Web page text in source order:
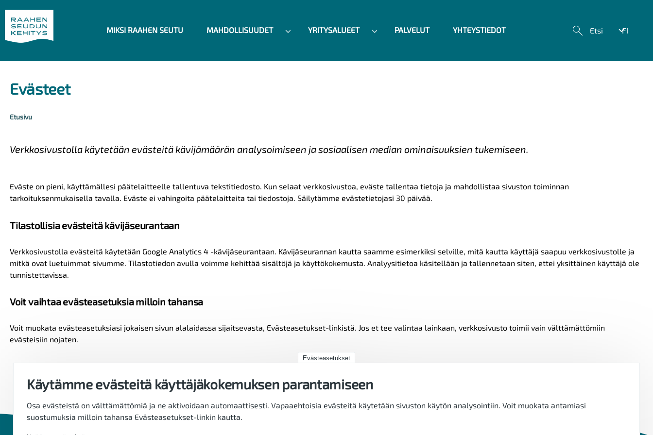
Evästeasetukset
Käytämme evästeitä käyttäjäkokemuksen parantamiseen
Osa evästeistä on välttämättömiä ja ne aktivoidaan automaattisesti. Vapaaehtoisia evästeitä käytetään sivuston käytön analysointiin. Voit muokata antamiasi
suostumuksia milloin tahansa Evästeasetukset-linkin kautta.
MIKSI RAAHEN SEUTU MAHDOLLISUUDET YRITYSALUEET PALVELUT YHTEYSTIEDOT Etsi FIListaa
Evästeet
Murupolku
Etusivu
Verkkosivustolla käytetään evästeitä kävijämäärän analysoimiseen ja sosiaalisen median ominaisuuksien tukemiseen.
Eväste on pieni, käyttämällesi päätelaitteelle tallentuva tekstitiedosto. Kun selaat verkkosivustoa, eväste tallentaa tietoja ja mahdollistaa sivuston toiminnan
tarkoituksenmukaisella tavalla. Eväste ei vahingoita päätelaitteita tai tiedostoja. Säilytämme evästetietojasi 30 päivää.
Tilastollisia evästeitä kävijäseurantaan
Verkkosivustolla evästeitä käytetään Google Analytics 4 -kävijäseurantaan. Kävijäseurannan kautta saamme esimerkiksi selville, mitä kautta käyttäjä saapuu verkkosivustolle ja
mitkä ovat luetuimmat sivumme. Tilastotiedon avulla voimme kehittää sisältöjä ja käyttökokemusta. Analyysitietoa käsitellään ja tallennetaan siten, ettei yksittäinen käyttäjä ole
tunnistettavissa.
Voit vaihtaa evästeasetuksia milloin tahansa
Voit muokata evästeasetuksiasi jokaisen sivun alalaidassa sijaitsevasta, Evästeasetukset-linkistä. Jos et tee valintaa lainkaan, verkkosivusto toimii vain välttämättömiin
evästeisiin nojaten.